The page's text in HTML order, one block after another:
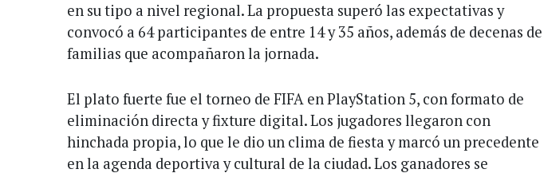
en su tipo a nivel regional. La propuesta superó las expectativas y
convocó a 64 participantes de entre 14 y 35 años, además de decenas de
familias que acompañaron la jornada.
El plato fuerte fue el torneo de FIFA en PlayStation 5, con formato de
eliminación directa y fixture digital. Los jugadores llegaron con
hinchada propia, lo que le dio un clima de fiesta y marcó un precedente
en la agenda deportiva y cultural de la ciudad. Los ganadores se